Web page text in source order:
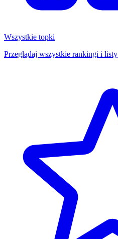
Wszystkie topki
Przeglądaj wszystkie rankingi i listy